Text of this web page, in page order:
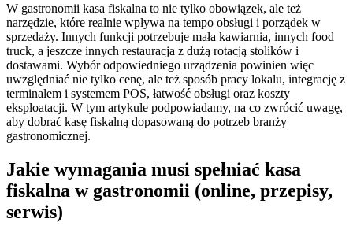
W gastronomii kasa fiskalna to nie tylko obowiązek, ale też
narzędzie, które realnie wpływa na tempo obsługi i porządek w
sprzedaży. Innych funkcji potrzebuje mała kawiarnia, innych food
truck, a jeszcze innych restauracja z dużą rotacją stolików i
dostawami. Wybór odpowiedniego urządzenia powinien więc
uwzględniać nie tylko cenę, ale też sposób pracy lokalu, integrację z
terminalem i systemem POS, łatwość obsługi oraz koszty
eksploatacji. W tym artykule podpowiadamy, na co zwrócić uwagę,
aby dobrać kasę fiskalną dopasowaną do potrzeb branży
gastronomicznej.
Jakie wymagania musi spełniać kasa
fiskalna w gastronomii (online, przepisy,
serwis)